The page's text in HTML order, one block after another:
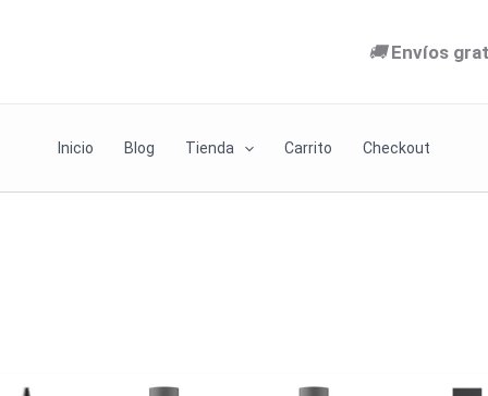
🚚Envíos
Inicio Blog Tienda Carrito Checkout